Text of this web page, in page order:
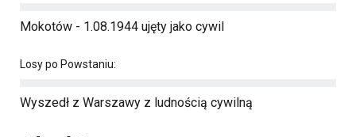
Mokotów - 1.08.1944 ujęty jako cywil
Losy po Powstaniu:
Wyszedł z Warszawy z ludnością cywilną